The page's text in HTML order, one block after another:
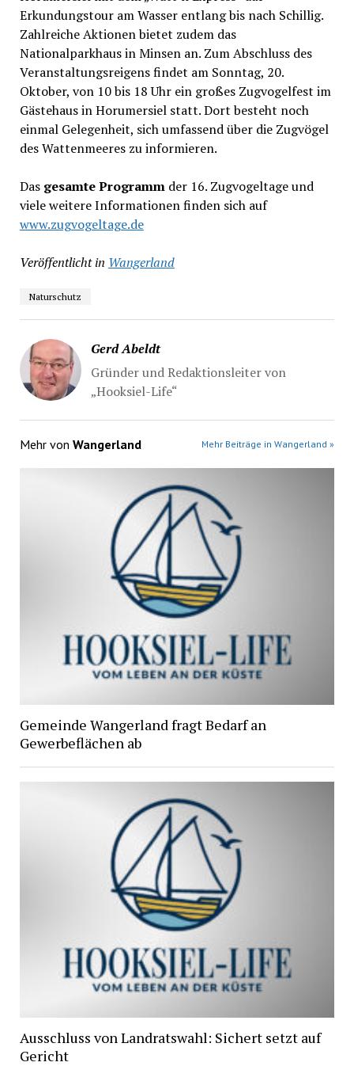
Erkundungstour am Wasser entlang bis nach Schillig.
Zahlreiche Aktionen bietet zudem das
Nationalparkhaus in Minsen an. Zum Abschluss des
Veranstaltungsreigens findet am Sonntag, 20.
Oktober, von 10 bis 18 Uhr ein großes Zugvogelfest im
Gästehaus in Horumersiel statt. Dort besteht noch
einmal Gelegenheit, sich umfassend über die Zugvögel
des Wattenmeeres zu informieren.
Das gesamte Programm der 16. Zugvogeltage und
viele weitere Informationen finden sich auf
www.zugvogeltage.de
Veröffentlicht in Wangerland
Naturschutz
Gerd Abeldt
Gründer und Redaktionsleiter von
„Hooksiel-Life“
Mehr von Wangerland Mehr Beiträge in Wangerland »
Gemeinde Wangerland fragt Bedarf an
Gewerbeflächen ab
Ausschluss von Landratswahl: Sichert setzt auf
Gericht